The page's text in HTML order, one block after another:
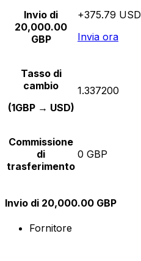
Invio di
20,000.00
GBP
+375.79 USD
Invia ora
Tasso di
cambio
(1GBP → USD)
1.337200
Commissione
di
trasferimento
0 GBP
Invio di 20,000.00 GBP
Fornitore